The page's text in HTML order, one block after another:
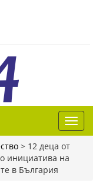
> 12 деца от
инициатива на
в България